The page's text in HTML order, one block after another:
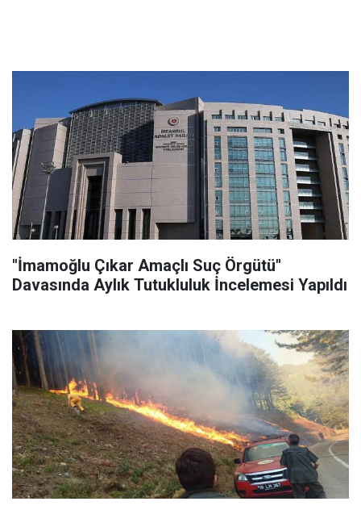
"İmamoğlu Çıkar Amaçlı Suç Örgütü"
Davasında Aylık Tutukluluk İncelemesi Yapıldı